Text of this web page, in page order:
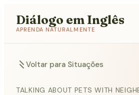
Diálogo em Inglês
APRENDA NATURALMENTE
Voltar para Situações
TALKING ABOUT PETS WITH